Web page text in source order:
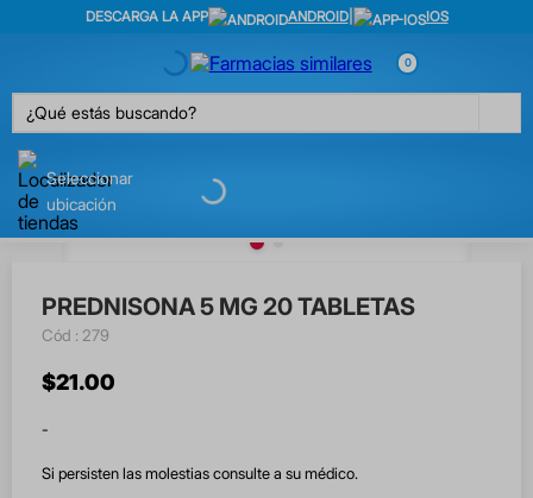
DESCARGA LA APP ANDROID| IOS
0
¿Qué estás buscando?
Seleccionar
ubicación
PREDNISONA 5 MG 20 TABLETAS
: 279
$21.00
-
Si persisten las molestias consulte a su médico.